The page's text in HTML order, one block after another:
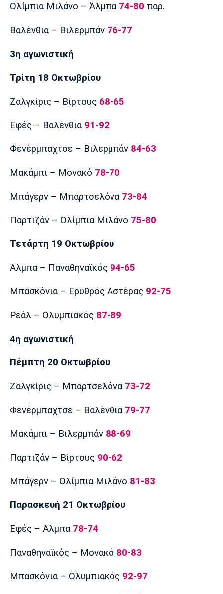
Ολίμπια Μιλάνο – Άλμπα 74-80 παρ.
Βαλένθια – Βιλερμπάν 76-77
3η αγωνιστική
Τρίτη 18 Οκτωβρίου
Ζαλγκίρις – Βίρτους 68-65
Εφές – Βαλένθια 91-92
Φενέρμπαχτσε – Βιλερμπάν 84-63
Μακάμπι – Μονακό 78-70
Μπάγερν – Μπαρτσελόνα 73-84
Παρτιζάν – Ολίμπια Μιλάνο 75-80
Τετάρτη 19 Οκτωβρίου
Άλμπα – Παναθηναϊκός 94-65
Μπασκόνια – Ερυθρός Αστέρας 92-75
Ρεάλ – Ολυμπιακός 87-89
4η αγωνιστική
Πέμπτη 20 Οκτωβρίου
Ζαλγκίρις – Μπαρτσελόνα 73-72
Φενέρμπαχτσε – Βαλένθια 79-77
Μακάμπι – Βιλερμπάν 88-69
Παρτιζάν – Βίρτους 90-62
Μπάγερν – Ολίμπια Μιλάνο 81-83
Παρασκευή 21 Οκτωβρίου
Εφές – Άλμπα 78-74
Παναθηναϊκός – Μονακό 80-83
Μπασκόνια – Ολυμπιακός 92-97